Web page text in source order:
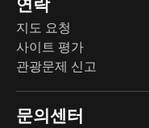
연락
지도 요청
사이트 평가
관광문제 신고
문의센터